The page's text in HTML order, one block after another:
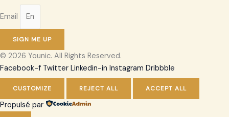
Email
SIGN ME UP
© 2026 Younic. All Rights Reserved.
Facebook-f Twitter Linkedin-in Instagram Dribbble
CUSTOMIZE REJECT ALL ACCEPT ALL
Propulsé par